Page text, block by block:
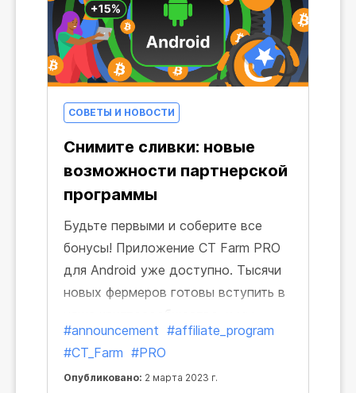
СОВЕТЫ И НОВОСТИ
Снимите сливки: новые
возможности партнерской
программы
Будьте первыми и соберите все
бонусы! Приложение CT Farm PRO
для Android уже доступно. Тысячи
новых фермеров готовы вступить в
хотим, чтобы вы стали их
проводниками. Взамен, как обычно,
вы получите бонус, равный 15% от
#announcement #affiliate_program
#CT_Farm #PRO
Опубликовано: 2 марта 2023 г.